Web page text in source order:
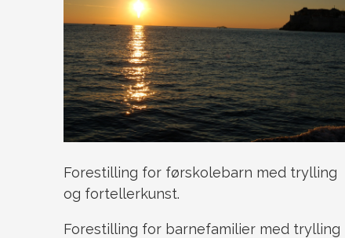
Forestilling for førskolebarn med trylling
og fortellerkunst.
Forestilling for barnefamilier med trylling